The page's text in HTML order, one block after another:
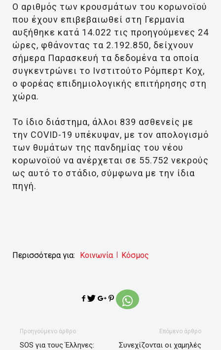
Ο αριθμός των κρουσμάτων του κορωνοϊού
που έχουν επιβεβαιωθεί στη Γερμανία
αυξήθηκε κατά 14.022 τις προηγούμενες 24
ώρες, φθάνοντας τα 2.192.850, δείχνουν
σήμερα Παρασκευή τα δεδομένα τα οποία
συγκεντρώνει το Ινστιτούτο Ρόμπερτ Κοχ,
ο φορέας επιδημιολογικής επιτήρησης στη
χώρα.
Το ίδιο διάστημα, άλλοι 839 ασθενείς με
την COVID-19 υπέκυψαν, με τον απολογισμό
των θυμάτων της πανδημίας του νέου
κορωνοϊού να ανέρχεται σε 55.752 νεκρούς
ως αυτό το στάδιο, σύμφωνα με την ίδια
πηγή.
Περισσότερα για: Κοινωνία Κόσμος
Προηγούμενο άρθρο
SOS για τους Έλληνες:
Επόμενο άρθρο
Συνεχίζονται οι χαμηλές